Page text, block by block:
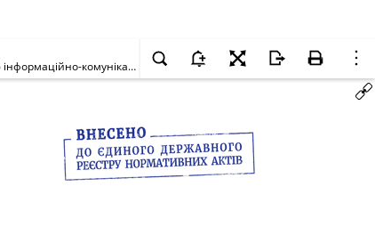
Про реалізацію експериментального проекту щодо цифровізації взаємодії органів виконавчої влади із суб'єктами господарювання за допомогою інформаційно-комунікаційної системи "Пульс"